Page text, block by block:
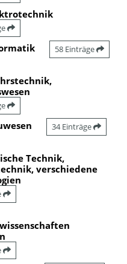
58 Einträge
34 Einträge
Technik,
verschiedene